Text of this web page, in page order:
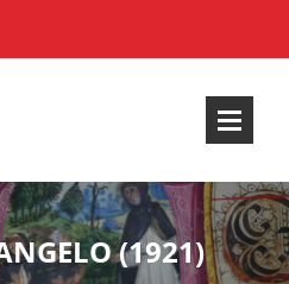
(1921)